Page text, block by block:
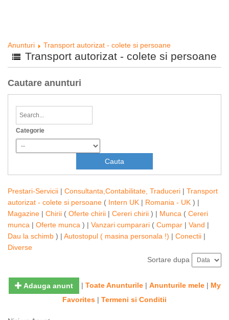
Anunturi Transport autorizat - colete si persoane
Transport autorizat - colete si persoane
Cautare anunturi
Categorie
Prestari-Servicii | Consultanta,Contabilitate, Traduceri | Transport
autorizat - colete si persoane ( Intern UK | Romania - UK ) |
Magazine | Chirii ( Oferte chirii | Cereri chirii ) | Munca ( Cereri
munca | Oferte munca ) | Vanzari cumparari ( Cumpar | Vand |
Dau la schimb ) | Autostopul ( masina personala !) | Conectii |
Diverse
Sortare dupa
Adauga anunt | Toate Anunturile| Anunturile mele| My
Favorites | Termeni si Conditii